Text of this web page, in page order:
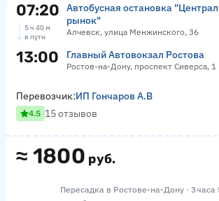
07:20
Автобусная остановка
рынок"
Алчевск, улица Менжинского, 36
5 ч 40 м
в пути
13:00 Главный Автовокзал Ростова
Ростов-на-Дону, проспект Сиверса, 1
≈ 1800 руб.
Перевозчик:ИП Гончаров А.В
4.5 15 отзывов
Пересадка в Ростове-на-Дону · 3 часа